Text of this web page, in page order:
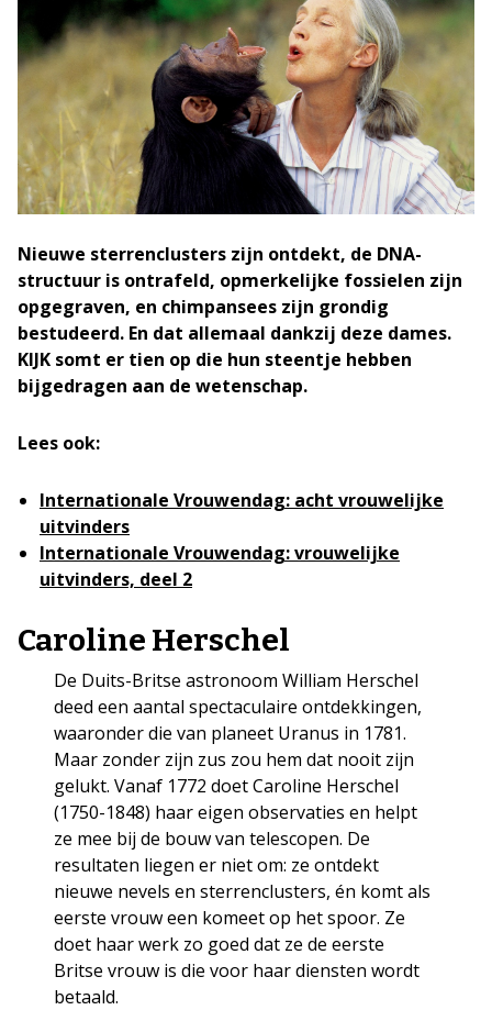
Nieuwe sterrenclusters zijn ontdekt, de DNA-
structuur is ontrafeld, opmerkelijke fossielen zijn
opgegraven, en chimpansees zijn grondig
bestudeerd. En dat allemaal dankzij deze dames.
KIJK somt er tien op die hun steentje hebben
bijgedragen aan de wetenschap.
Lees ook:
Internationale Vrouwendag: acht vrouwelijke
uitvinders
Internationale Vrouwendag: vrouwelijke
uitvinders, deel 2
Caroline Herschel
De Duits-Britse astronoom William Herschel
deed een aantal spectaculaire ontdekkingen,
waaronder die van planeet Uranus in 1781.
Maar zonder zijn zus zou hem dat nooit zijn
gelukt. Vanaf 1772 doet Caroline Herschel
(1750-1848) haar eigen observaties en helpt
ze mee bij de bouw van telescopen. De
resultaten liegen er niet om: ze ontdekt
nieuwe nevels en sterrenclusters, én komt als
eerste vrouw een komeet op het spoor. Ze
doet haar werk zo goed dat ze de eerste
Britse vrouw is die voor haar diensten wordt
betaald.